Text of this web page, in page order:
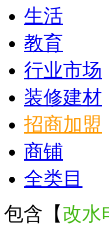
生活
教育
行业市场
装修建材
招商加盟
商铺
全类目
包含【改水